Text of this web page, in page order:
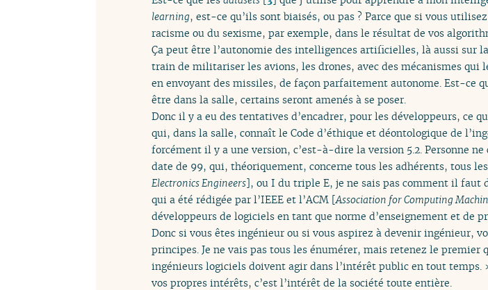
learning, est-ce qu’ils sont biaisés, ou pas ? Parce que si vous
racisme ou du sexisme, par exemple, dans le résultat de vos
Ça peut être l’autonomie des intelligences artificielles, là aussi sur
train de militariser les avions, les drones, avec des mécanismes
en envoyant des missiles, de façon parfaitement autonome. Est-ce
être dans la salle, certains seront amenés à se poser.
Donc il y a eu des tentatives d’encadrer, pour les développeurs, ce
qui, dans la salle, connaît le Code d’éthique et déontologique de
forcément il y a une version, c’est-à-dire la version 5.2. Personne
date de 99, qui, théoriquement, concerne tous les adhérents, tous
Electronics Engineers], ou I du triple E, je ne sais pas comment il faut
qui a été rédigée par l’IEEE et l’ACM [Association for Computing
développeurs de logiciels en tant que norme d’enseignement et de
Donc si vous êtes ingénieur ou si vous aspirez à devenir ingénieur,
principes. Je ne vais pas tous les énumérer, mais retenez le
ingénieurs logiciels doivent agir dans l’intérêt public en tout
vos propres intérêts, c’est l’intérêt de la société toute entière.